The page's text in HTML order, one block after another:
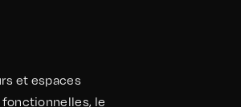
et espaces
le